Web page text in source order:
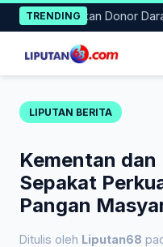
Skip
to
content
TRENDING
Gerakan Donor Darah
LIPUTAN BERITA
Kementan dan
Sepakat
Pangan
Ditulis oleh Liputan68